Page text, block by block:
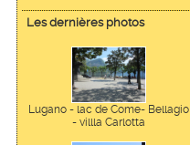
Les dernières photos
Lugano - lac de Come- Bellagio
- villla Carlotta